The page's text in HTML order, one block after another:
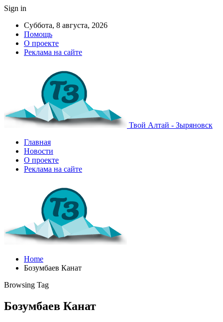
Sign in
Суббота, 8 августа, 2026
Помощь
О проекте
Реклама на сайте
Твой Алтай - Зыряновск
Главная
Новости
О проекте
Реклама на сайте
Home
Бозумбаев Канат
Browsing Tag
Бозумбаев Канат